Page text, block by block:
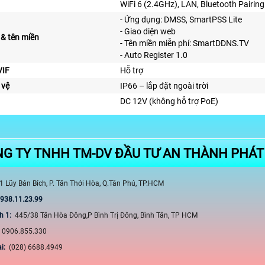
WiFi 6 (2.4GHz), LAN, Bluetooth Pairing
tên miền
- Ứng dụng: DMSS, SmartPSS Lite
- Giao diện web
- Tên miền miễn phí: SmartDDNS.TV
- Auto Register 1.0
Hỗ trợ
IP66 – lắp đặt ngoài trời
DC 12V (không hỗ trợ PoE)
TY TNHH TM-DV ĐẦU TƯ AN THÀNH
Lũy Bán Bích, P. Tân Thới Hòa, Q.Tân Phú, TP.HCM
1: 445/38 Tân Hòa Đông,P Bình Trị Đông, Bình Tân, TP HCM
0906.855.330
(028) 6688.4949